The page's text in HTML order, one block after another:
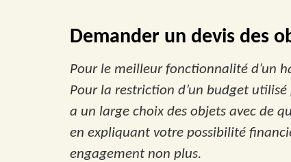
Demander un devis des
Pour le meilleur fonctionnalité d’un
Pour la restriction d’un budget
a un large choix des objets avec de
en expliquant votre possibilité
engagement non plus.